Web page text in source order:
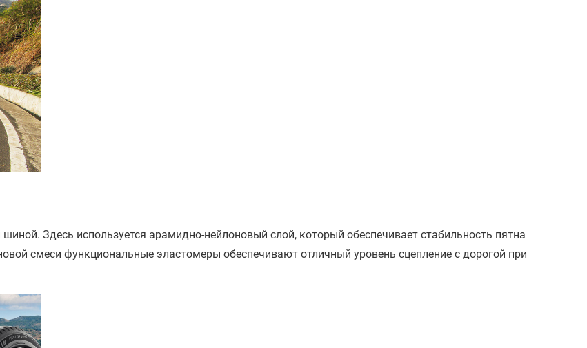
Здесь используется арамидно-нейлоновый слой, который обеспечивает стабильность пятна
смеси функциональные эластомеры обеспечивают отличный уровень сцепление с дорогой при